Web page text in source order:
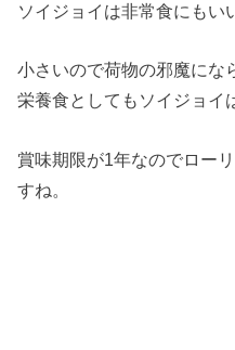
ソイジョイは非常食にもい
小さいので荷物の邪魔にな
栄養食としてもソイジョイ
賞味期限が1年なのでロー
すね。